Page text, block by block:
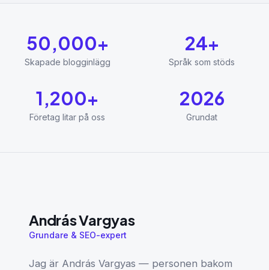
50,000+
Skapade blogginlägg
24+
Språk som stöds
1,200+
Företag litar på oss
2026
Grundat
András Vargyas
Grundare & SEO-expert
Jag är András Vargyas — personen bakom